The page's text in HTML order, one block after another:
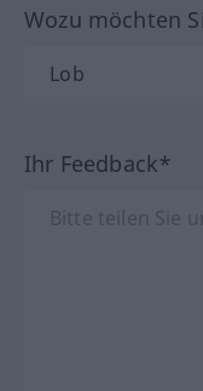
Wozu möchten
Ihr Feedback*